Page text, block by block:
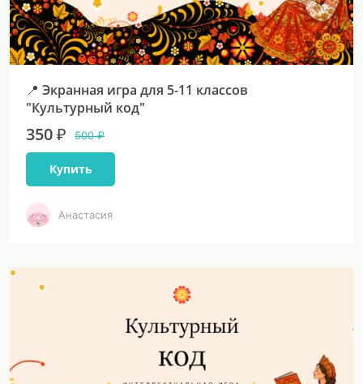
📍 Экранная игра для 5-11 классов
"Культурный код"
350 ₽ 500 ₽
Купить
Анастасия